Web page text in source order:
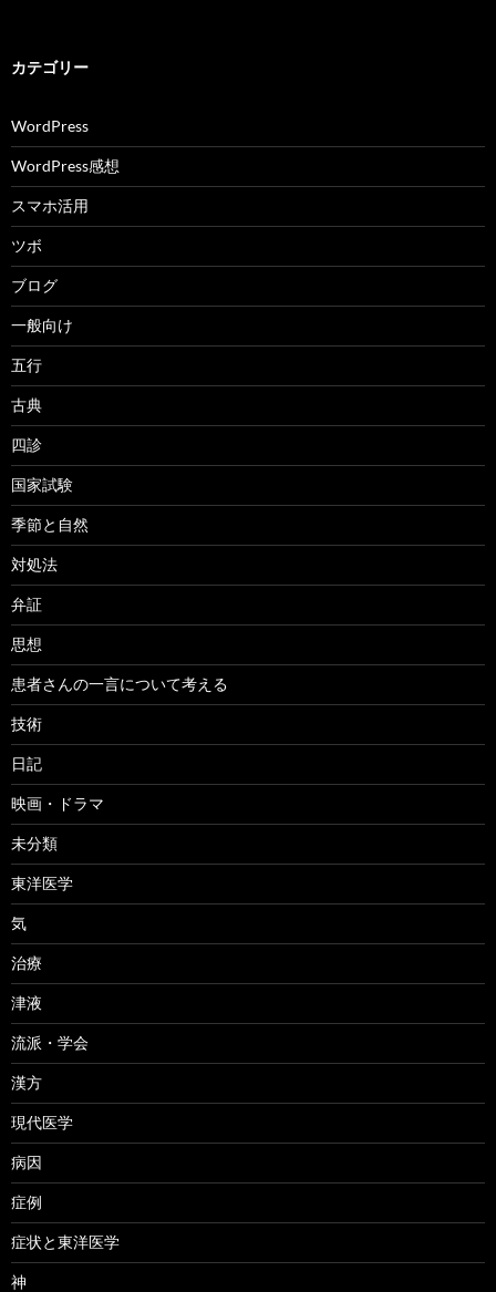
カテゴリー
WordPress
WordPress感想
スマホ活用
ツボ
ブログ
一般向け
五行
古典
四診
国家試験
季節と自然
対処法
弁証
思想
患者さんの一言について考える
技術
日記
映画・ドラマ
未分類
東洋医学
気
治療
津液
流派・学会
漢方
現代医学
病因
症例
症状と東洋医学
神